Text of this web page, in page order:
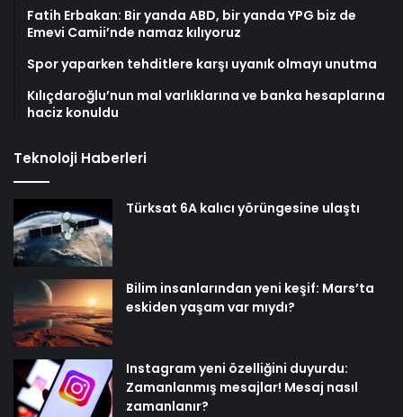
Fatih Erbakan: Bir yanda ABD, bir yanda YPG biz de
Emevi Camii’nde namaz kılıyoruz
Spor yaparken tehditlere karşı uyanık olmayı unutma
Kılıçdaroğlu’nun mal varlıklarına ve banka hesaplarına
haciz konuldu
Teknoloji Haberleri
Türksat 6A kalıcı yörüngesine ulaştı
Bilim insanlarından yeni keşif: Mars’ta
eskiden yaşam var mıydı?
Instagram yeni özelliğini duyurdu:
Zamanlanmış mesajlar! Mesaj nasıl
zamanlanır?